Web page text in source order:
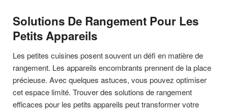
Solutions De Rangement Pour Les
Petits Appareils
Les petites cuisines posent souvent un défi en matière de
rangement. Les appareils encombrants prennent de la place
précieuse. Avec quelques astuces, vous pouvez optimiser
cet espace limité. Trouver des solutions de rangement
efficaces pour les petits appareils peut transformer votre